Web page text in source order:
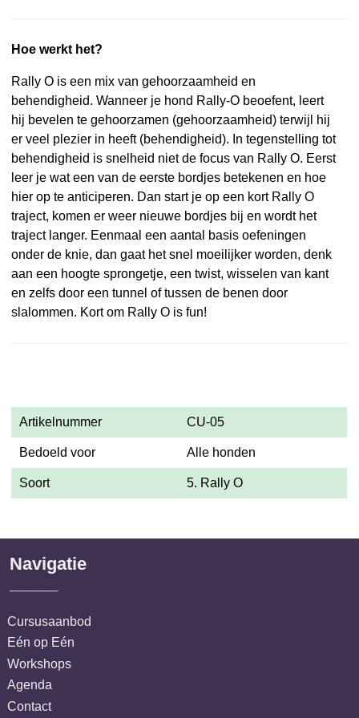
Hoe werkt het?
Rally O is een mix van gehoorzaamheid en
behendigheid. Wanneer je hond Rally-O beoefent, leert
hij bevelen te gehoorzamen (gehoorzaamheid) terwijl hij
er veel plezier in heeft (behendigheid). In tegenstelling tot
behendigheid is snelheid niet de focus van Rally O. Eerst
leer je wat een van de eerste bordjes betekenen en hoe
hier op te anticiperen. Dan start je op een kort Rally O
traject, komen er weer nieuwe bordjes bij en wordt het
traject langer. Eenmaal een aantal basis oefeningen
onder de knie, dan gaat het snel moeilijker worden, denk
aan een hoogte sprongetje, een twist, wisselen van kant
en zelfs door een tunnel of tussen de benen door
slalommen. Kort om Rally O is fun!
Artikelnummer CU-05
Bedoeld voor Alle honden
Soort 5. Rally O
Navigatie
Cursusaanbod
Eén op Eén
Workshops
Agenda
Contact